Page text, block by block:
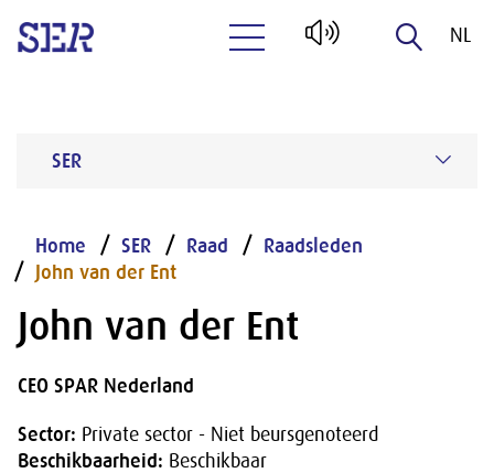
NL
SER
Home SER Raad
Raadsleden
John van der Ent
John van der Ent
CEO SPAR Nederland
Sector: Private sector - Niet beursgenoteerd
Beschikbaarheid: Beschikbaar